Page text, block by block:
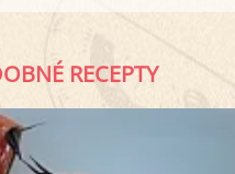
RECEPTY